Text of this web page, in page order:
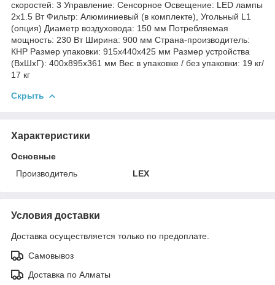
скоростей: 3 Управление: Сенсорное Освещение: LED лампы
2х1.5 Вт Фильтр: Алюминиевый (в комплекте), Угольный L1
(опция) Диаметр воздуховода: 150 мм Потребляемая
мощность: 230 Вт Ширина: 900 мм Страна-производитель:
КНР Размер упаковки: 915х440х425 мм Размер устройства
(ВхШхГ): 400х895х361 мм Вес в упаковке / без упаковки: 19 кг/
17 кг
Скрыть
Характеристики
Основные
Производитель
LEX
Условия доставки
Доставка осуществляется только по предоплате.
Самовывоз
Доставка по Алматы